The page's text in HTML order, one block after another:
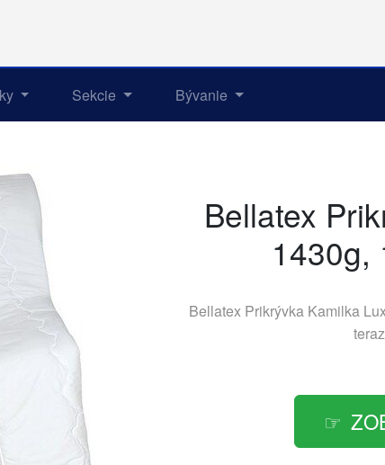
Sekcie Bývanie
Bellatex
1430g,
Bellatex Prikrývka Kamilka